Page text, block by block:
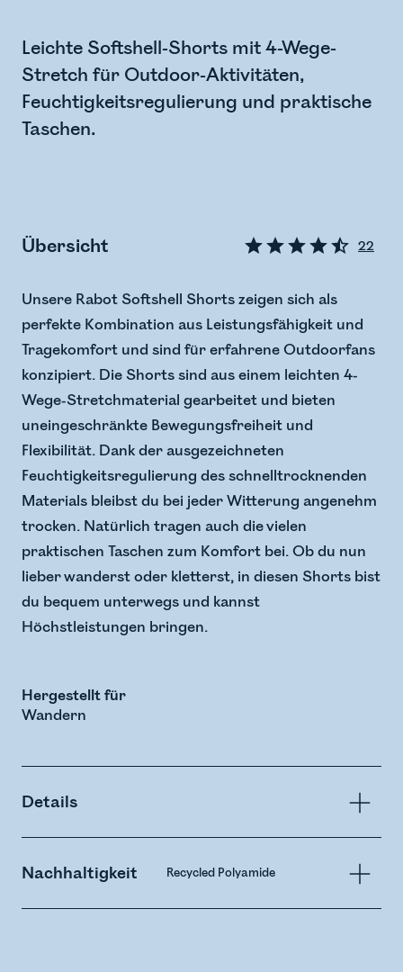
Leichte Softshell-Shorts mit 4-Wege-
Stretch für Outdoor-Aktivitäten,
Feuchtigkeitsregulierung und praktische
Taschen.
Übersicht 22
Unsere Rabot Softshell Shorts zeigen sich als
perfekte Kombination aus Leistungsfähigkeit und
Tragekomfort und sind für erfahrene Outdoorfans
konzipiert. Die Shorts sind aus einem leichten 4-
Wege-Stretchmaterial gearbeitet und bieten
uneingeschränkte Bewegungsfreiheit und
Flexibilität. Dank der ausgezeichneten
Feuchtigkeitsregulierung des schnelltrocknenden
Materials bleibst du bei jeder Witterung angenehm
trocken. Natürlich tragen auch die vielen
praktischen Taschen zum Komfort bei. Ob du nun
lieber wanderst oder kletterst, in diesen Shorts bist
du bequem unterwegs und kannst
Höchstleistungen bringen.
Hergestellt für
Wandern
Details
Nachhaltigkeit Recycled Polyamide